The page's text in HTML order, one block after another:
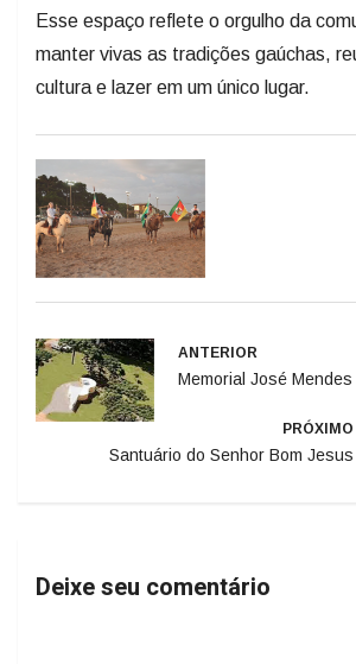
Esse espaço reflete o orgulho da
manter vivas as tradições gaúchas,
cultura e lazer em um único lugar.
ANTERIOR
Memorial José Mendes
PRÓXIMO
Santuário do Senhor Bom Jesus
Deixe seu comentário